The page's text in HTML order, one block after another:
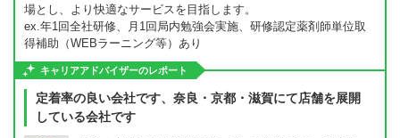
場とし、より快適なサービスを目指します。
ex.年1回全社研修、月1回局内勉強会実施、研修認定薬剤師単位取
得補助（WEBラーニング等）あり
キャリアアドバイザーのレポート
定着率の良い会社です、奈良・京都・滋賀にて店舗を展開
している会社です